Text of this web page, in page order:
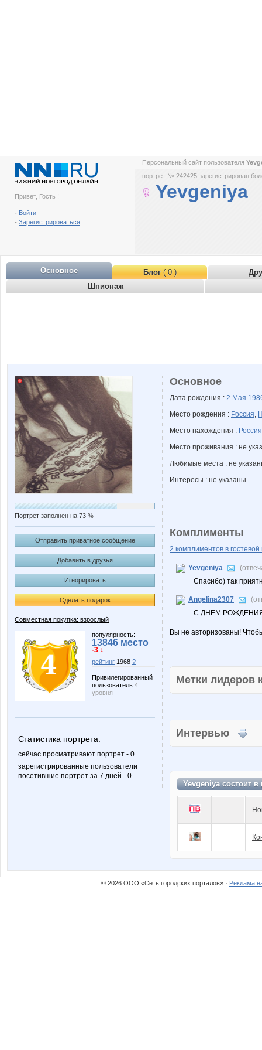
Привет, Гость !
- Войти
- Зарегистрироваться
Персональный сайт пользователя
портрет № 242425 зарегистрирован
Yevgeniya
Основное Блог( 0 )
Шпионаж
Портрет заполнен на 73 %
Отправить приватное сообщение
Добавить в друзья
Игнорировать
Сделать подарок
Совместная покупка: взрослый
популярность:
13846 место
-3 ↓
рейтинг 1968 ?
Привилегированный
пользователь 4
уровня
Статистика портрета:
сейчас просматривают портрет - 0
зарегистрированные пользователи
посетившие портрет за 7 дней - 0
Основное
Дата рождения : 2 Мая
Место рождения : Россия,
Место нахождения : Россия
Место проживания : не
Любимые места : не
Интересы : не указаны
Комплименты
2 комплиментов в гостевой
Yevgeniya
Спасибо) так
Angelina2307
С ДНЕМ
Вы не авторизованы!
Метки
Интервью
Yevgeniya состоит в
© 2026 ООО «Сеть городских порталов» · Реклама